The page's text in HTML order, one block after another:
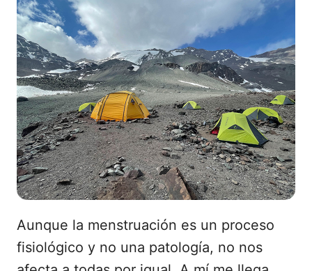
Aunque la menstruación es un proceso
fisiológico y no una patología, no nos